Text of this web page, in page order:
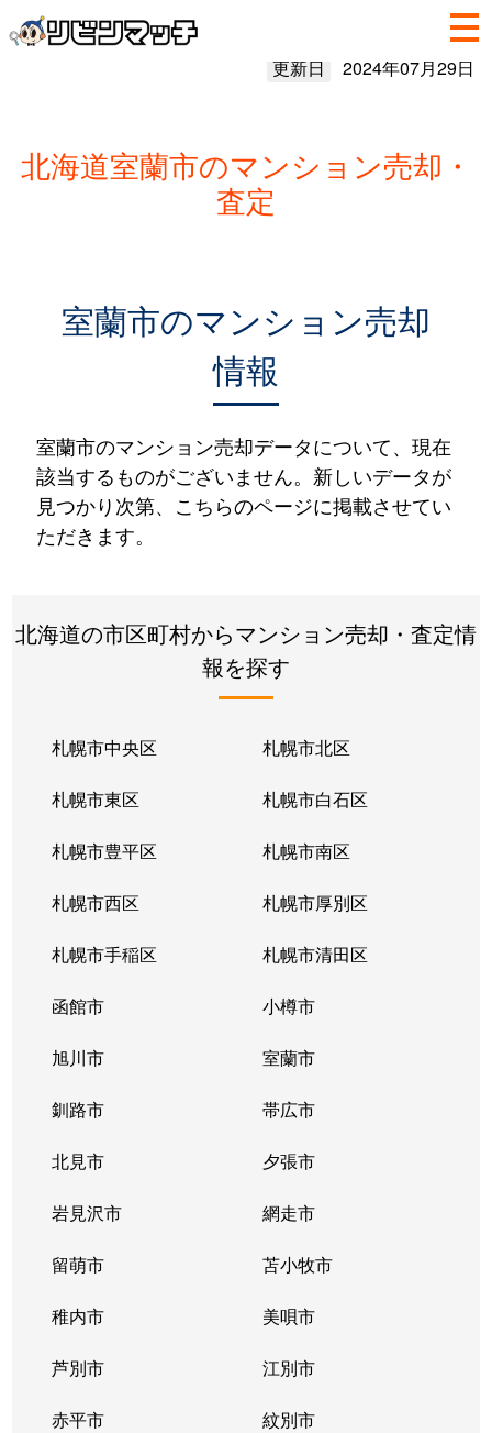
更新日 2024年07月29日
北海道室蘭市のマンション売却・
査定
室蘭市のマンション売却
情報
室蘭市のマンション売却データについて、現在
該当するものがございません。新しいデータが
見つかり次第、こちらのページに掲載させてい
ただきます。
北海道の市区町村からマンション売却・査定情
報を探す
札幌市中央区 札幌市北区
札幌市東区 札幌市白石区
札幌市豊平区 札幌市南区
札幌市西区 札幌市厚別区
札幌市手稲区 札幌市清田区
函館市 小樽市
旭川市 室蘭市
釧路市 帯広市
北見市 夕張市
岩見沢市 網走市
留萌市 苫小牧市
稚内市 美唄市
芦別市 江別市
赤平市 紋別市